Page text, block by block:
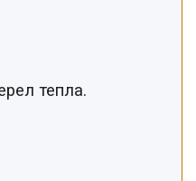
тепла.